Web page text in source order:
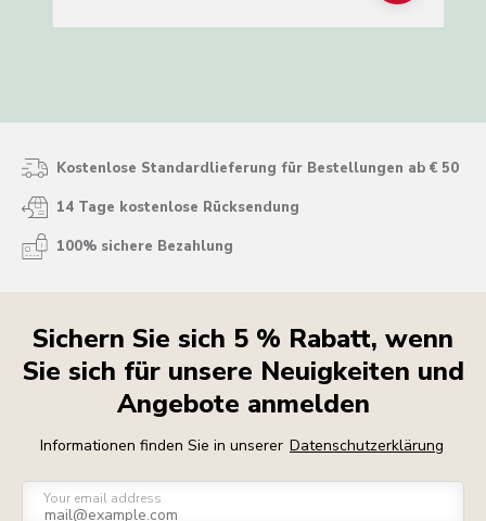
Kostenlose Standardlieferung für Bestellungen ab € 50
14 Tage kostenlose Rücksendung
100% sichere Bezahlung
Sichern Sie sich 5 % Rabatt, wenn
Sie sich für unsere Neuigkeiten und
Angebote anmelden
Informationen finden Sie in unserer Datenschutzerklärung
Your email address